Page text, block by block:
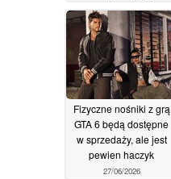
gdy firma Microsoft
kwestionuje różnicę w
wynikach sprzedaży
29/06/2026
Fizyczne nośniki z grą
GTA 6 będą dostępne
w sprzedaży, ale jest
pewien haczyk
27/06/2026